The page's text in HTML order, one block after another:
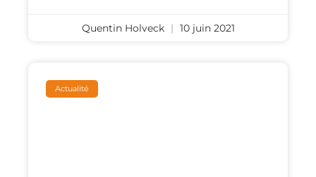
Quentin Holveck 10 juin 2021
Actualité